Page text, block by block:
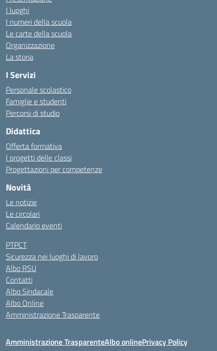
I luoghi
I numeri della scuola
Le carte della scuola
Organizzazione
La storia
I Servizi
Personale scolastico
Famiglie e studenti
Percorsi di studio
Didattica
Offerta formativa
I progetti delle classi
Progettazioni per competenze
Novità
Le notizie
Le circolari
Calendario eventi
PTPCT
Sicurezza nei luoghi di lavoro
Albo RSU
Contatti
Albo Sindacale
Albo Online
Amministrazione Trasparente
Amministrazione TrasparenteAlbo onlinePrivacy Policy